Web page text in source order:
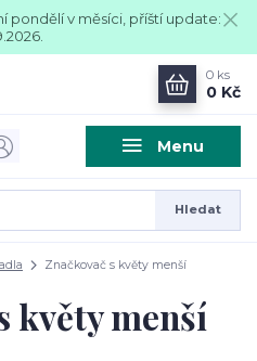
pondělí v měsíci, příští update:
Menu
Hledat
0 ks
0 Kč
Značkovač s květy menší
květy menší